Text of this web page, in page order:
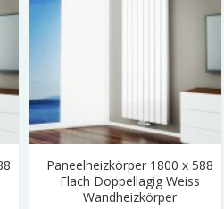
Paneelheizkörper 1800 x 588
Flach Doppellagig Weiss
Wandheizkörper